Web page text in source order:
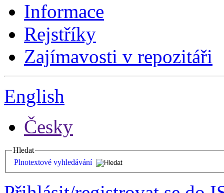
Informace
Rejstříky
Zajímavosti v repozitáři
English
Česky
Hledat
Plnotextové vyhledávání